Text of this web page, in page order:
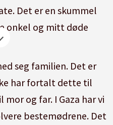
Det er en skummel
onkel og mitt døde
dem, men de
og føler at jeg er
ganger per uke i 4 år).
seg familien. Det er
har fortalt dette til
og far. I Gaza har vi
bestemødrene. Det